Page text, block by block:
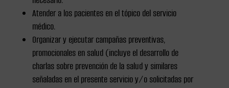
Atender a los pacientes en el tópico del servicio
médico.
Organizar y ejecutar campañas preventivas,
promocionales en salud (incluye el desarrollo de
charlas sobre prevención de la salud y similares
señaladas en el presente servicio y/o solicitadas por